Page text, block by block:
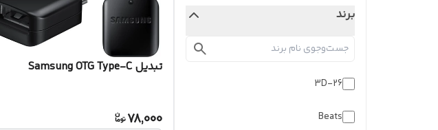
برند
3D-26
Beats
تبدیل Samsung OTG Type-C
78,000